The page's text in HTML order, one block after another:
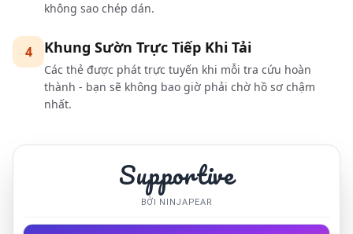
không sao chép dán.
4 Khung Sườn Trực Tiếp Khi Tải
Các thẻ được phát trực tuyến khi mỗi tra cứu hoàn
thành - bạn sẽ không bao giờ phải chờ hồ sơ chậm
nhất.
Supportive
BỞI NINJAPEAR